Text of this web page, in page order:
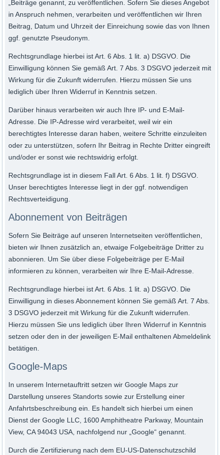
„Beiträge genannt, zu veröffentlichen. Sofern Sie dieses Angebot
in Anspruch nehmen, verarbeiten und veröffentlichen wir Ihren
Beitrag, Datum und Uhrzeit der Einreichung sowie das von Ihnen
ggf. genutzte Pseudonym.
Rechtsgrundlage hierbei ist Art. 6 Abs. 1 lit. a) DSGVO. Die
Einwilligung können Sie gemäß Art. 7 Abs. 3 DSGVO jederzeit mit
Wirkung für die Zukunft widerrufen. Hierzu müssen Sie uns
lediglich über Ihren Widerruf in Kenntnis setzen.
Darüber hinaus verarbeiten wir auch Ihre IP- und E-Mail-
Adresse. Die IP-Adresse wird verarbeitet, weil wir ein
berechtigtes Interesse daran haben, weitere Schritte einzuleiten
oder zu unterstützen, sofern Ihr Beitrag in Rechte Dritter eingreift
und/oder er sonst wie rechtswidrig erfolgt.
Rechtsgrundlage ist in diesem Fall Art. 6 Abs. 1 lit. f) DSGVO.
Unser berechtigtes Interesse liegt in der ggf. notwendigen
Rechtsverteidigung.
Abonnement von Beiträgen
Sofern Sie Beiträge auf unseren Internetseiten veröffentlichen,
bieten wir Ihnen zusätzlich an, etwaige Folgebeiträge Dritter zu
abonnieren. Um Sie über diese Folgebeiträge per E-Mail
informieren zu können, verarbeiten wir Ihre E-Mail-Adresse.
Rechtsgrundlage hierbei ist Art. 6 Abs. 1 lit. a) DSGVO. Die
Einwilligung in dieses Abonnement können Sie gemäß Art. 7 Abs.
3 DSGVO jederzeit mit Wirkung für die Zukunft widerrufen.
Hierzu müssen Sie uns lediglich über Ihren Widerruf in Kenntnis
setzen oder den in der jeweiligen E-Mail enthaltenen Abmeldelink
betätigen.
Google-Maps
In unserem Internetauftritt setzen wir Google Maps zur
Darstellung unseres Standorts sowie zur Erstellung einer
Anfahrtsbeschreibung ein. Es handelt sich hierbei um einen
Dienst der Google LLC, 1600 Amphitheatre Parkway, Mountain
View, CA 94043 USA, nachfolgend nur „Google“ genannt.
Durch die Zertifizierung nach dem EU-US-Datenschutzschild